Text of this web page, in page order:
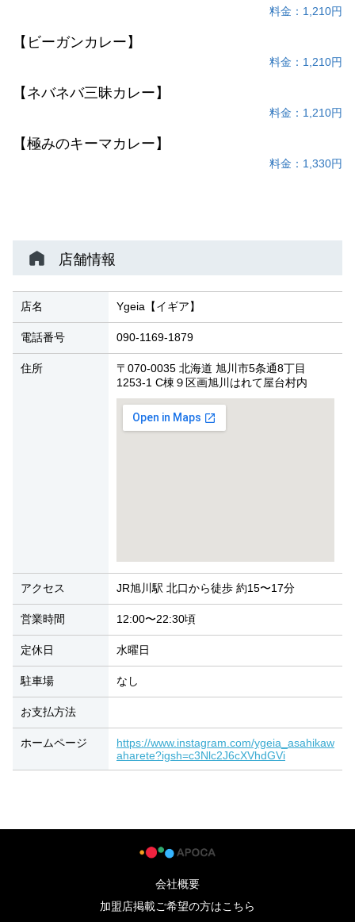
料金：1,210円
【ビーガンカレー】
料金：1,210円
【ネバネバ三昧カレー】
料金：1,210円
【極みのキーマカレー】
料金：1,330円
店舗情報
店名 Ygeia【イギア】
電話番号 090-1169-1879
住所
〒070-0035 北海道 旭川市5条通8丁目
1253-1 C棟９区画旭川はれて屋台村内
アクセス JR旭川駅 北口から徒歩 約15〜17分
営業時間 12:00〜22:30頃
定休日 水曜日
駐車場 なし
お支払方法
ホームページ
https://www.instagram.com/ygeia_asahikaw
aharete?igsh=c3Nlc2J6cXVhdGVi
会社概要
加盟店掲載ご希望の方はこちら